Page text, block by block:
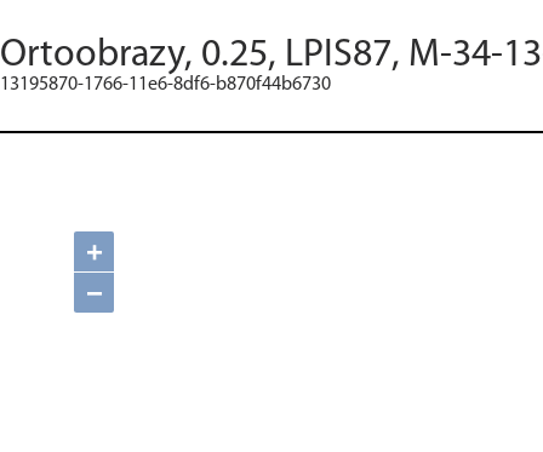
Ortoobrazy, 0.25, LPIS87, M-34-
13195870-1766-11e6-8df6-b870f44b6730
+
−